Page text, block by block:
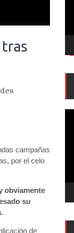
campañas
por el celo
obviamente
su
de